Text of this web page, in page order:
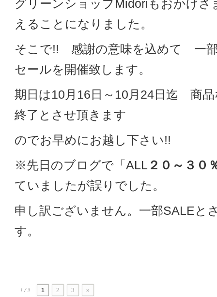
グリーンショップMidoriもおかげさ
えることになりました。
そこで!! 感謝の意味を込めて 一部
セールを開催致します。
期日は10月16日～10月24日迄 商
終了とさせ頂きます
のでお早めにお越し下さい!!
※先日のブログで「ALL ２０～３０
ていましたが誤りでした。
申し訳ございません。一部SALEと
す。
1 / 3 1 2 3 »